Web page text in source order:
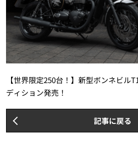
【世界限定250台！】新型ボンネビル
ディション発売！
記事に戻る